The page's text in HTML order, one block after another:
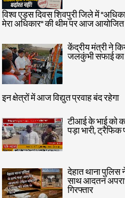
विश्व एड्स दिवस शिवपुरी जिले में
मेरा अधिकार" की थीम पर आज आयोजित
केंद्रीय मंत्री ने
जलकुंभी सफाई का
इन क्षेत्रों में आज विद्युत प्रवाह बंद रहेगा
टीआई के भाई को
पड़ा भारी, ट्रैफिक
देहात थाना
साथ आदतन
गिरफ्तार